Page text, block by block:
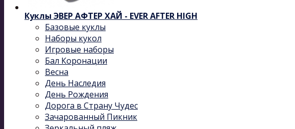
Куклы ЭВЕР АФТЕР ХАЙ - EVER AFTER HIGH
Базовые куклы
Наборы кукол
Игровые наборы
Бал Коронации
Весна
День Наследия
День Рождения
Дорога в Страну Чудес
Зачарованный Пикник